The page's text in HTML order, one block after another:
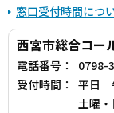
窓口受付時間につ
西宮市総合コー
電話番号：
0798-
受付時間：
平日
土曜